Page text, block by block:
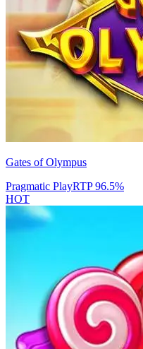
Gates of Olympus
Pragmatic PlayRTP96.5%
HOT